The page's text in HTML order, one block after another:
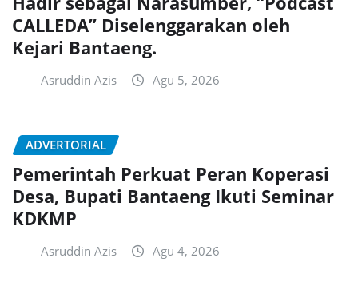
CALLEDA” Diselenggarakan oleh
Kejari Bantaeng.
Asruddin Azis Agu 5, 2026
ADVERTORIAL
Pemerintah Perkuat Peran Koperasi
Desa, Bupati Bantaeng Ikuti Seminar
KDKMP
Asruddin Azis Agu 4, 2026